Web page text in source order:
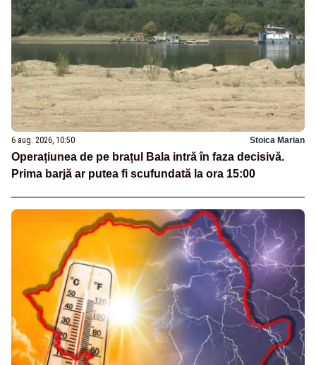
6 aug. 2026, 10:50 Stoica Marian
Operațiunea de pe brațul Bala intră în faza decisivă.
Prima barjă ar putea fi scufundată la ora 15:00